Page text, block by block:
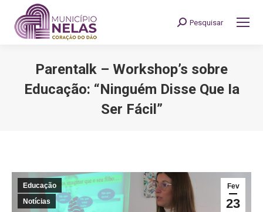
Search:
Pesquisar
Parentalk – Workshop’s sobre
Educação: “Ninguém Disse Que Ia
Ser Fácil”
Fev
23
Educação
Notícias